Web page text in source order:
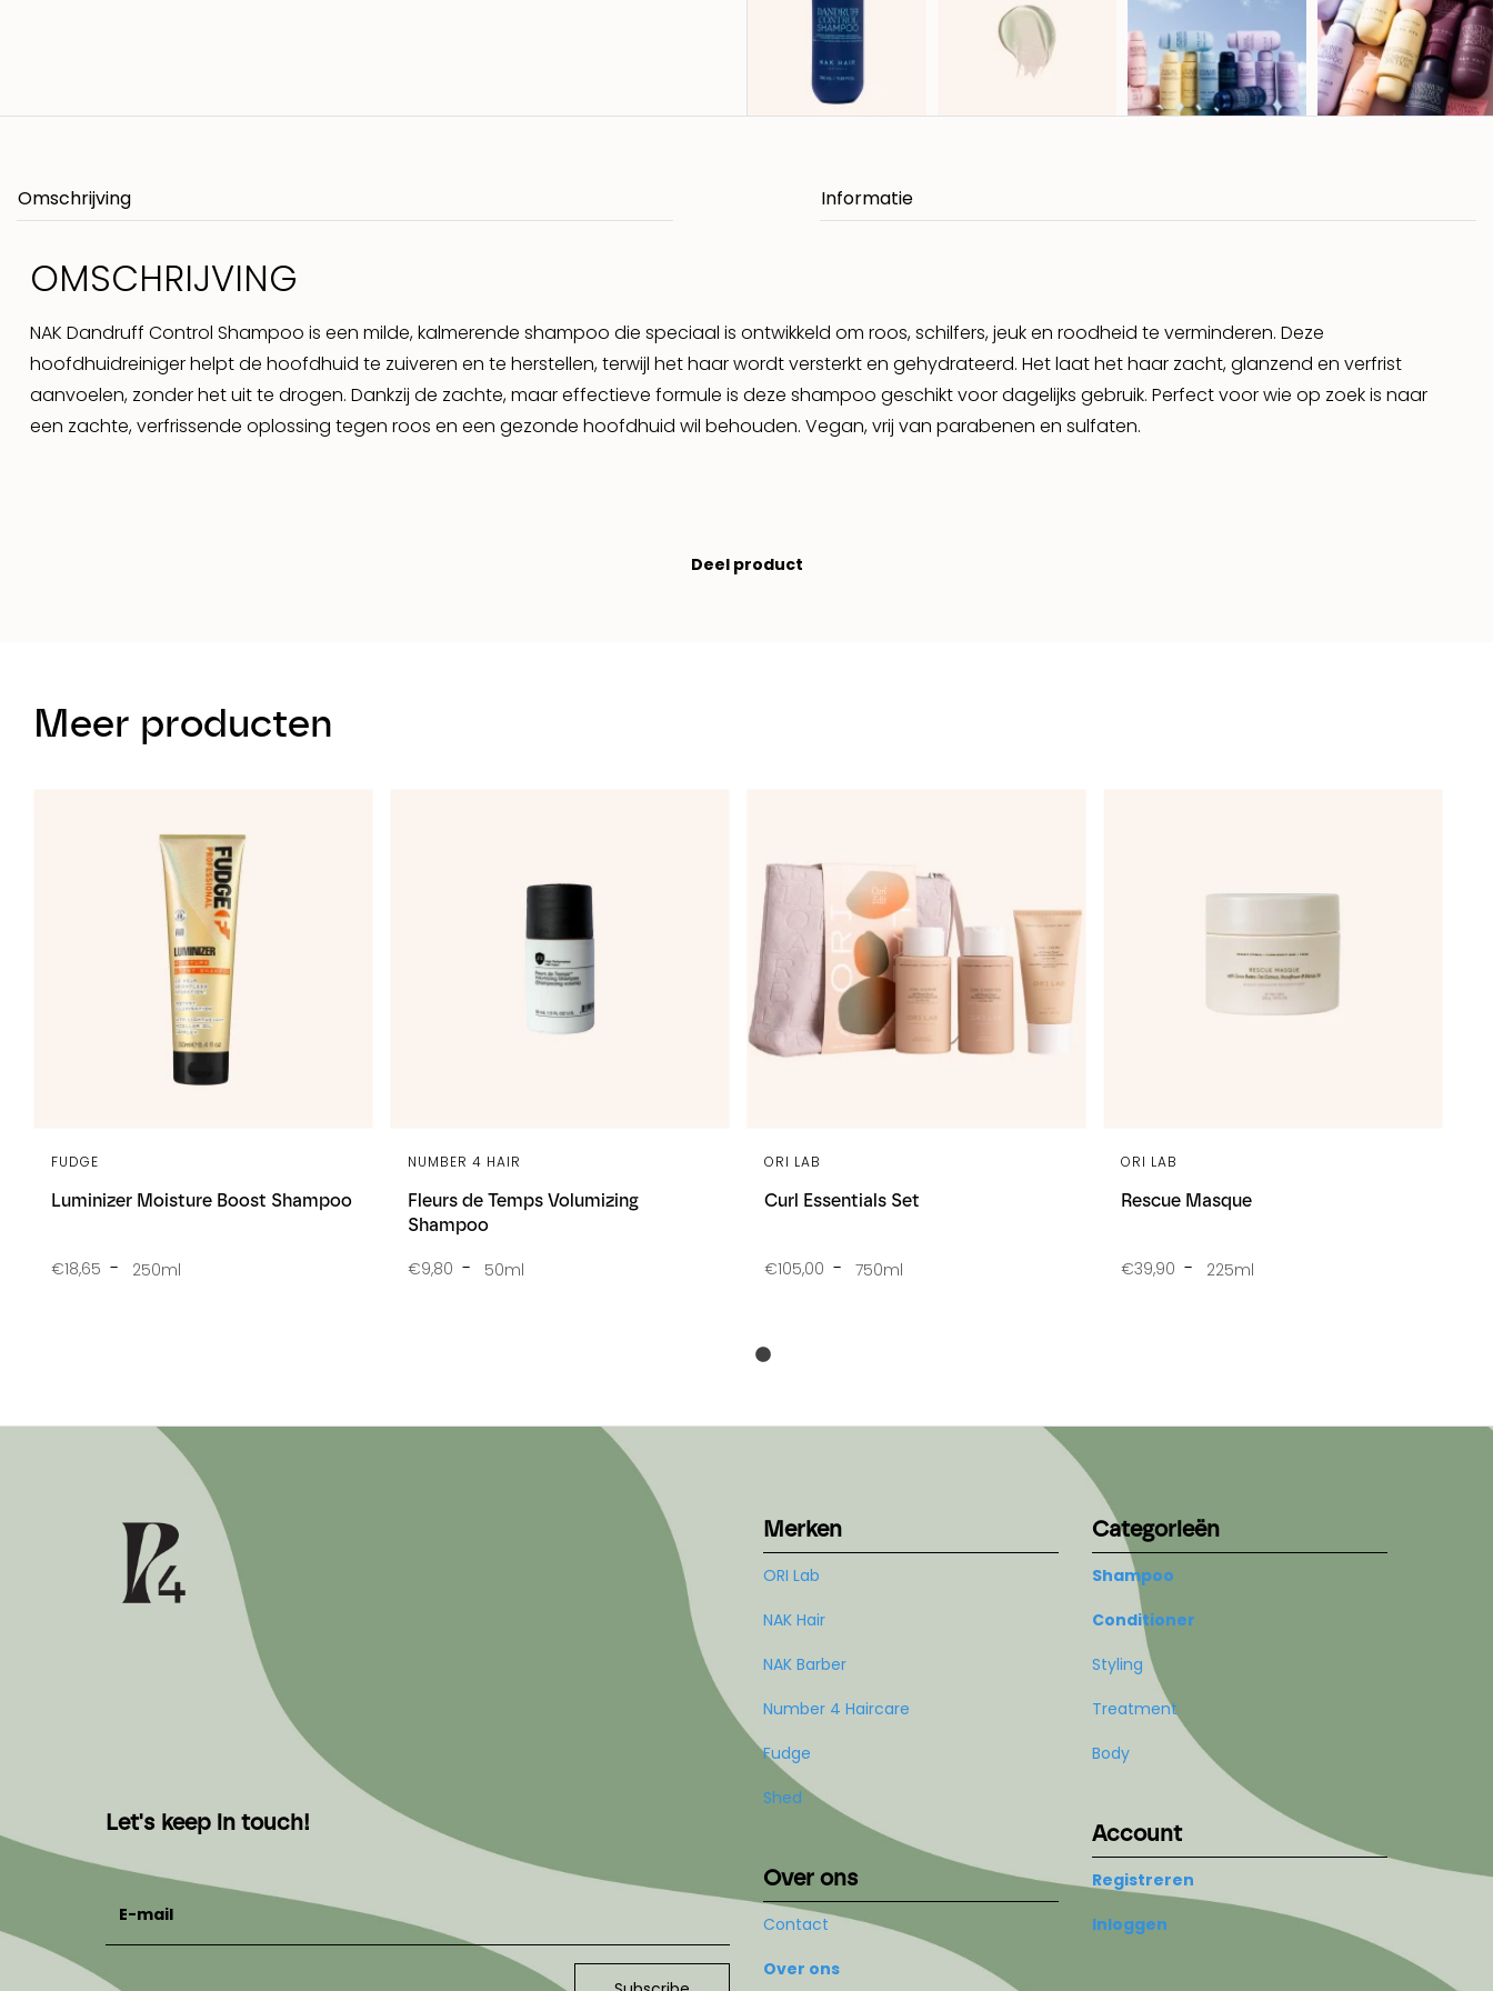
Omschrijving
OMSCHRIJVING
NAK Dandruff Control Shampoo is een milde, kalmerende shampoo die speciaal is ontwikkeld om roos, schilfers, jeuk en roodheid te verminderen. Deze
hoofdhuidreiniger helpt de hoofdhuid te zuiveren en te herstellen, terwijl het haar wordt versterkt en gehydrateerd. Het laat het haar zacht, glanzend en verfrist
aanvoelen, zonder het uit te drogen. Dankzij de zachte, maar effectieve formule is deze shampoo geschikt voor dagelijks gebruik. Perfect voor wie op zoek is naar
een zachte, verfrissende oplossing tegen roos en een gezonde hoofdhuid wil behouden. Vegan, vrij van parabenen en sulfaten.
Deel product
Meer producten
Luminizer Moisture Boost Shampoo
FUDGE
€18,65 250ml
Fleurs de Temps Volumizing
Shampoo
NUMBER 4 HAIR
€9,80 50ml
Curl Essentials Set
ORI LAB
€105,00 750ml
Rescue Masque
ORI LAB
€39,90 225ml
Let's keep in touch!
E-mail
Merken
ORI Lab
NAK Hair
NAK Barber
Number 4 Haircare
Fudge
Shed
Over ons
Contact
Over ons
Categorieën
Shampoo
Conditioner
Styling
Treatment
Body
Account
Registreren
Inloggen